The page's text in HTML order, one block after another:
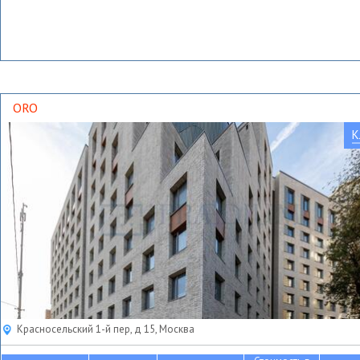
ORO
Красносельский 1-й пер, д 15, Москва